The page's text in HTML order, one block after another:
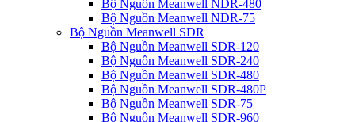
Bộ Nguồn Meanwell NDR-480
Bộ Nguồn Meanwell NDR-75
Bộ Nguồn Meanwell SDR
Bộ Nguồn Meanwell SDR-120
Bộ Nguồn Meanwell SDR-240
Bộ Nguồn Meanwell SDR-480
Bộ Nguồn Meanwell SDR-480P
Bộ Nguồn Meanwell SDR-75
Bộ Nguồn Meanwell SDR-960